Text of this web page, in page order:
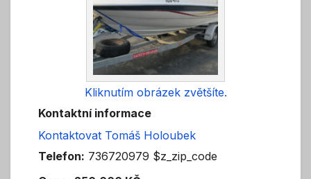
Kliknutím obrázek zvětšíte.
Kontaktní informace
Kontaktovat Tomáš Holoubek
Telefon: 736720979 $z_zip_code